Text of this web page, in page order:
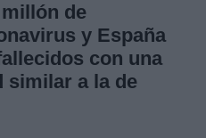
de
y España
con una
similar a la de